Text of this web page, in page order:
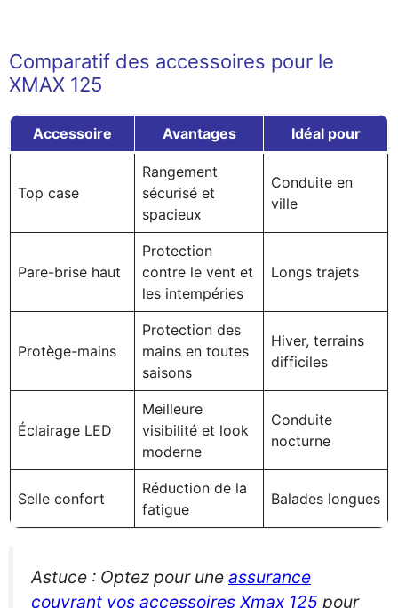
Comparatif des accessoires pour le
XMAX 125
Accessoire Avantages Idéal pour
Top case
Rangement
sécurisé et
spacieux
Conduite en
ville
Pare-brise haut
Protection
contre le vent et
les intempéries
Longs trajets
Protège-mains
Protection des
mains en toutes
saisons
Hiver, terrains
difficiles
Éclairage LED
Meilleure
visibilité et look
moderne
Conduite
nocturne
Selle confort
Réduction de la
fatigue
Balades longues
Astuce : Optez pour une assurance
couvrant vos accessoires Xmax 125 pour